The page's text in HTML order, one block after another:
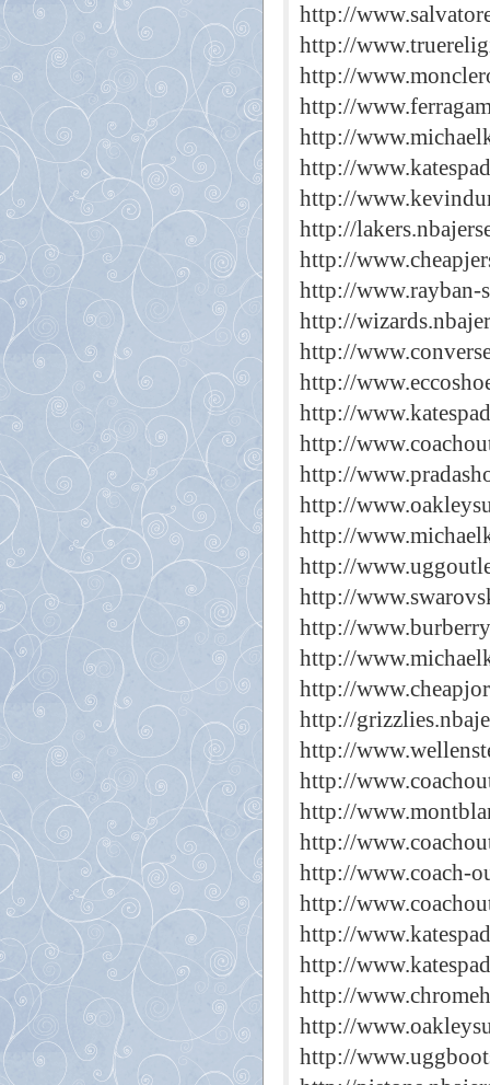
http://
http://
http://
http://
http://
http://
http://
http://
http://
http://www.rayban-
http://
http://
http://
http://
http://
http://
http://
http://
http://
http://
http://
http://
http://
http://
http://
http://
http://
http://
http://www.coach-
http://
http://
http://
http://
http://
http://